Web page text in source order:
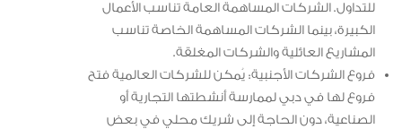
للتداول. الشركات المساهمة العامة تناسب الأعمال
الكبيرة، بينما الشركات المساهمة الخاصة تناسب
المشاريع العائلية والشركات المغلقة.
فروع الشركات الأجنبية: يُمكن للشركات العالمية فتح
فروع لها في دبي لممارسة أنشطتها التجارية أو
الصناعية، دون الحاجة إلى شريك محلي في بعض